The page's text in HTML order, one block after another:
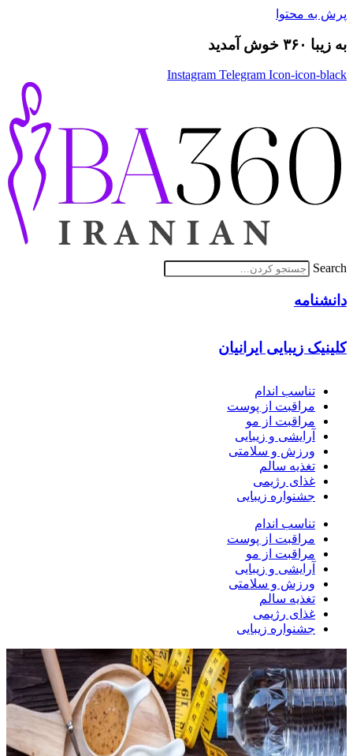
پرش به محتوا
به زیبا ۳۶۰ خوش آمدید
Instagram Telegram Icon-icon-black
Search
دانشنامه
کلینیک زیبایی ایرانیان
تناسب اندام
مراقبت از پوست
مراقبت از مو
آرایشی و زیبایی
ورزش و سلامتی
تغذیه سالم
غذای رژیمی
جشنواره زیبایی
تناسب اندام
مراقبت از پوست
مراقبت از مو
آرایشی و زیبایی
ورزش و سلامتی
تغذیه سالم
غذای رژیمی
جشنواره زیبایی